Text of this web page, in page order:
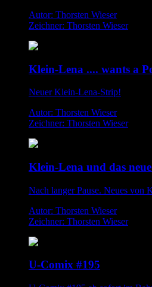
Autor: Thorsten Wieser
Zeichner: Thorsten Wieser
Klein-Lena .... wants a
Neuer Klein-Lena-Strip!
Autor: Thorsten Wieser
Zeichner: Thorsten Wieser
Klein-Lena und das
Nach langer Pause. Neues von
Autor: Thorsten Wieser
Zeichner: Thorsten Wieser
U-Comix #195